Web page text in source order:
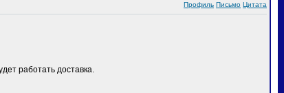
Профиль Письмо Цитата
работать доставка.